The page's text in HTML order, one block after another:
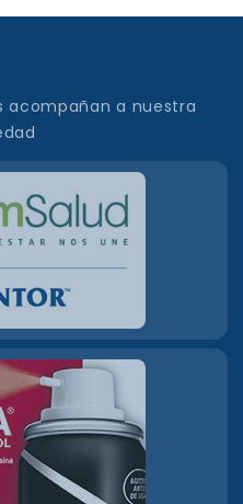
acompañan a nuestra